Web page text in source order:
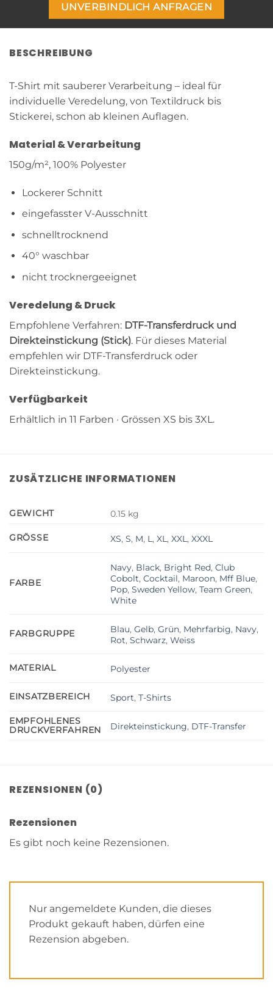
UNVERBINDLICH ANFRAGEN
BESCHREIBUNG
T-Shirt mit sauberer Verarbeitung – ideal für
individuelle Veredelung, von Textildruck bis
Stickerei, schon ab kleinen Auflagen.
Material & Verarbeitung
150g/m², 100% Polyester
Lockerer Schnitt
eingefasster V-Ausschnitt
schnelltrocknend
40° waschbar
nicht trocknergeeignet
Veredelung & Druck
Empfohlene Verfahren: DTF-Transferdruck und
Direkteinstickung (Stick). Für dieses Material
empfehlen wir DTF-Transferdruck oder
Direkteinstickung.
Verfügbarkeit
Erhältlich in 11 Farben · Grössen XS bis 3XL.
ZUSÄTZLICHE INFORMATIONEN
GEWICHT 0.15 kg
GRÖSSE XS,S, M, L ,XL ,XXL ,XXXL
FARBE
Navy, Black, Bright Red,Club
Cobolt,Cocktail, Maroon, Mff Blue,
Pop,Sweden Yellow,Team Green,
White
FARBGRUPPE Blau,Gelb,Grün, Mehrfarbig, Navy,
Rot,Schwarz,Weiss
MATERIAL Polyester
EINSATZBEREICH Sport,T-Shirts
EMPFOHLENES
DRUCKVERFAHREN
Direkteinstickung, DTF-Transfer
REZENSIONEN (0)
Rezensionen
Es gibt noch keine Rezensionen.
Nur angemeldete Kunden, die dieses
Produkt gekauft haben, dürfen eine
Rezension abgeben.